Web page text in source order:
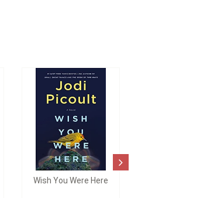
Wish You Were Here